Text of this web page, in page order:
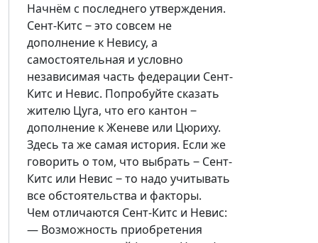
Начнём с последнего утверждения.
Сент-Китс ‒ это совсем не
дополнение к Невису, а
самостоятельная и условно
независимая часть федерации Сент-
Китс и Невис. Попробуйте сказать
жителю Цуга, что его кантон ‒
дополнение к Женеве или Цюриху.
Здесь та же самая история. Если же
говорить о том, что выбрать ‒ Сент-
Китс или Невис ‒ то надо учитывать
все обстоятельства и факторы.
Чем отличаются Сент-Китс и Невис:
— Возможность приобретения